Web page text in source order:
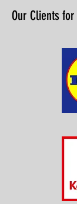
Our Clients